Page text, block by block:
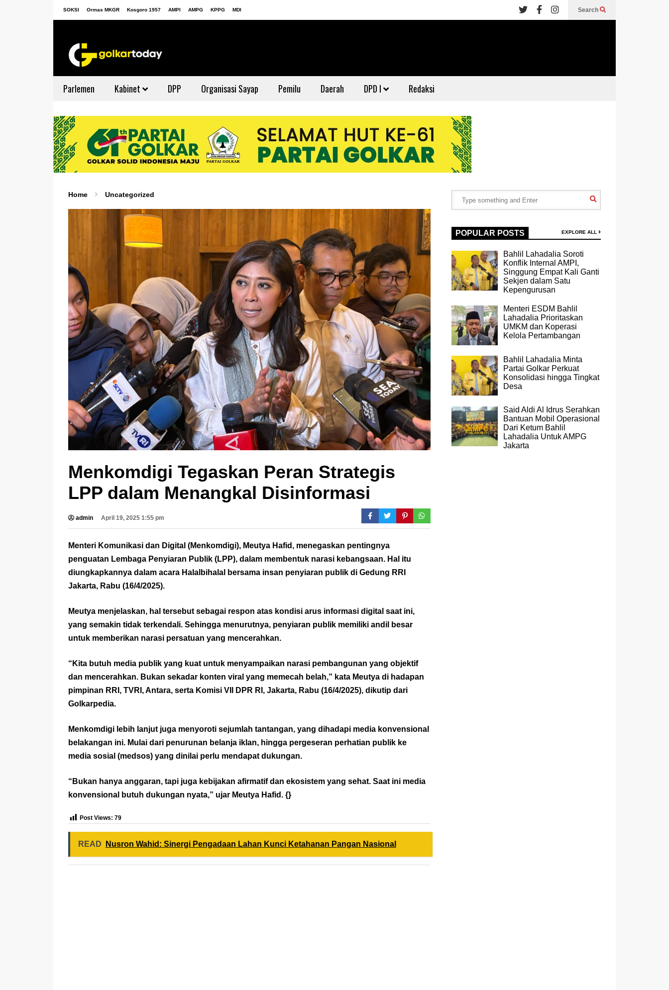
SOKSI Ormas MKGR Kosgoro 1957 AMPI AMPG KPPG MDI Search
Parlemen Kabinet DPP Organisasi Sayap Pemilu Daerah DPD I Redaksi
Home Uncategorized
Menkomdigi Tegaskan Peran Strategis
LPP dalam Menangkal Disinformasi
admin April 19, 2025 1:55 pm
Menteri Komunikasi dan Digital (Menkomdigi), Meutya Hafid, menegaskan pentingnya
penguatan Lembaga Penyiaran Publik (LPP), dalam membentuk narasi kebangsaan. Hal itu
diungkapkannya dalam acara Halalbihalal bersama insan penyiaran publik di Gedung RRI
Jakarta, Rabu (16/4/2025).
Meutya menjelaskan, hal tersebut sebagai respon atas kondisi arus informasi digital saat ini,
yang semakin tidak terkendali. Sehingga menurutnya, penyiaran publik memiliki andil besar
untuk memberikan narasi persatuan yang mencerahkan.
“Kita butuh media publik yang kuat untuk menyampaikan narasi pembangunan yang objektif
dan mencerahkan. Bukan sekadar konten viral yang memecah belah,” kata Meutya di hadapan
pimpinan RRI, TVRI, Antara, serta Komisi VII DPR RI, Jakarta, Rabu (16/4/2025), dikutip dari
Golkarpedia.
Menkomdigi lebih lanjut juga menyoroti sejumlah tantangan, yang dihadapi media konvensional
belakangan ini. Mulai dari penurunan belanja iklan, hingga pergeseran perhatian publik ke
media sosial (medsos) yang dinilai perlu mendapat dukungan.
“Bukan hanya anggaran, tapi juga kebijakan afirmatif dan ekosistem yang sehat. Saat ini media
konvensional butuh dukungan nyata,” ujar Meutya Hafid. {}
Post Views: 79
READ Nusron Wahid: Sinergi Pengadaan Lahan Kunci Ketahanan Pangan Nasional
POPULAR POSTS EXPLORE ALL
Bahlil Lahadalia Soroti
Konflik Internal AMPI,
Singgung Empat Kali Ganti
Sekjen dalam Satu
Kepengurusan
Menteri ESDM Bahlil
Lahadalia Prioritaskan
UMKM dan Koperasi
Kelola Pertambangan
Bahlil Lahadalia Minta
Partai Golkar Perkuat
Konsolidasi hingga Tingkat
Desa
Said Aldi Al Idrus Serahkan
Bantuan Mobil Operasional
Dari Ketum Bahlil
Lahadalia Untuk AMPG
Jakarta